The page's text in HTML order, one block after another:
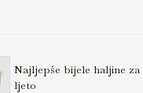
Najljepše bijele haljine za
ljeto